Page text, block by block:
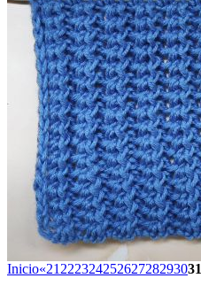
Inicio«21 22232425262728293031